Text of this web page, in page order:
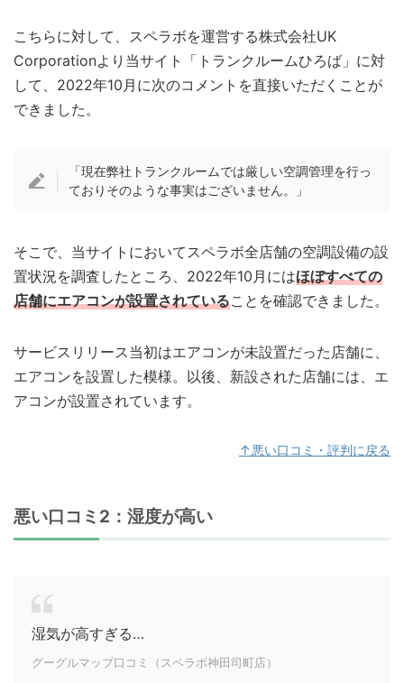
こちらに対して、スペラボを運営する株式会社UK
Corporationより当サイト「トランクルームひろば」に対
して、2022年10月に次のコメントを直接いただくことが
できました。
「現在弊社トランクルームでは厳しい空調管理を行っ
ておりそのような事実はございません。」
そこで、当サイトにおいてスペラボ全店舗の空調設備の設
置状況を調査したところ、2022年10月にはほぼすべての
店舗にエアコンが設置されていることを確認できました。
サービスリリース当初はエアコンが未設置だった店舗に、
エアコンを設置した模様。以後、新設された店舗には、エ
アコンが設置されています。
↑悪い口コミ・評判に戻る
悪い口コミ2：湿度が高い
湿気が高すぎる…
グーグルマップ口コミ（スペラボ神田司町店）